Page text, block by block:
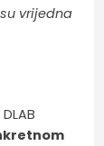
vrijedna